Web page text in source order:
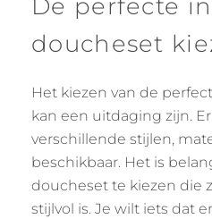
De perfecte
doucheset
Het kiezen van de
kan een uitdaging zijn.
verschillende stijlen,
beschikbaar. Het is
doucheset te kiezen die
stijlvol is. Je wilt iets dat